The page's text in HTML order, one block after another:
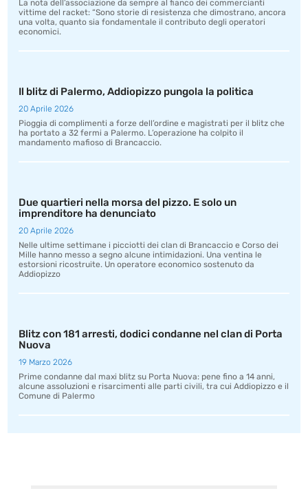
La nota dell’associazione da sempre al fianco dei commercianti
vittime del racket: “Sono storie di resistenza che dimostrano, ancora
una volta, quanto sia fondamentale il contributo degli operatori
economici.
Il blitz di Palermo, Addiopizzo pungola la politica
20 Aprile 2026
Pioggia di complimenti a forze dell’ordine e magistrati per il blitz che
ha portato a 32 fermi a Palermo. L’operazione ha colpito il
mandamento mafioso di Brancaccio.
Due quartieri nella morsa del pizzo. E solo un
imprenditore ha denunciato
20 Aprile 2026
Nelle ultime settimane i picciotti dei clan di Brancaccio e Corso dei
Mille hanno messo a segno alcune intimidazioni. Una ventina le
estorsioni ricostruite. Un operatore economico sostenuto da
Addiopizzo
Blitz con 181 arresti, dodici condanne nel clan di Porta
Nuova
19 Marzo 2026
Prime condanne dal maxi blitz su Porta Nuova: pene fino a 14 anni,
alcune assoluzioni e risarcimenti alle parti civili, tra cui Addiopizzo e il
Comune di Palermo